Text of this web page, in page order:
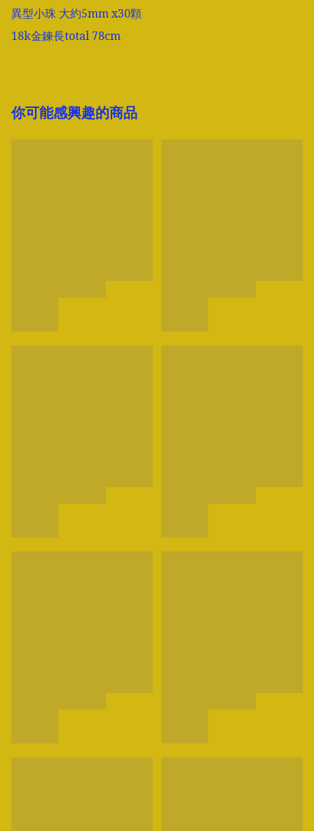
異型小珠 大約5mm x30顆
18k金鍊長total 78cm
你可能感興趣的商品